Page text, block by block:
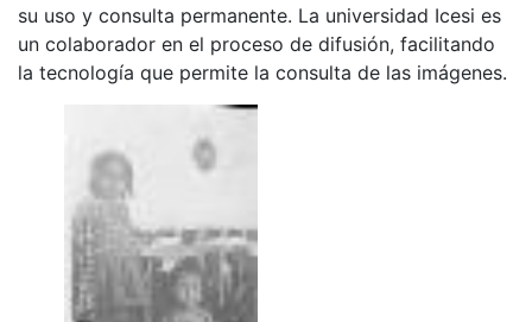
su uso y consulta permanente. La universidad Icesi es
un colaborador en el proceso de difusión, facilitando
la tecnología que permite la consulta de las imágenes.